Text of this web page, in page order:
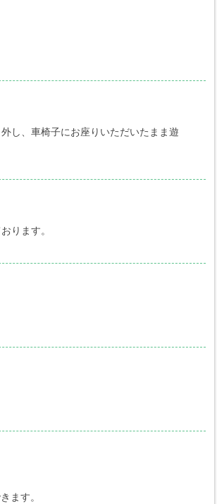
し、車椅子にお座りいただいたまま遊
ります。
ます。